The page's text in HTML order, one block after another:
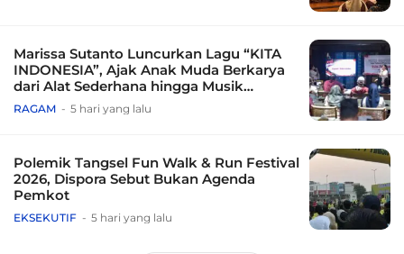
Marissa Sutanto Luncurkan Lagu “KITA
INDONESIA”, Ajak Anak Muda Berkarya
dari Alat Sederhana hingga Musik
Tradisional
RAGAM 5 hari yang lalu
Polemik Tangsel Fun Walk & Run Festival
2026, Dispora Sebut Bukan Agenda
Pemkot
EKSEKUTIF 5 hari yang lalu